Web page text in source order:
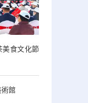
美食文化節
館